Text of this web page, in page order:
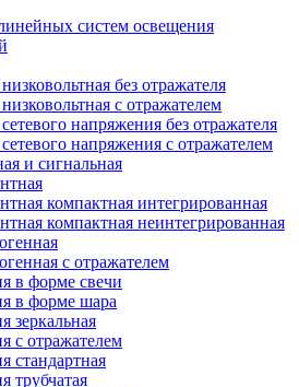
систем освещения
без отражателя
с отражателем
напряжения без отражателя
напряжения с отражателем
и сигнальная
компактная интегрированная
компактная неинтегрированная
с отражателем
в форме свечи
в форме шара
зеркальная
с отражателем
стандартная
трубчатая